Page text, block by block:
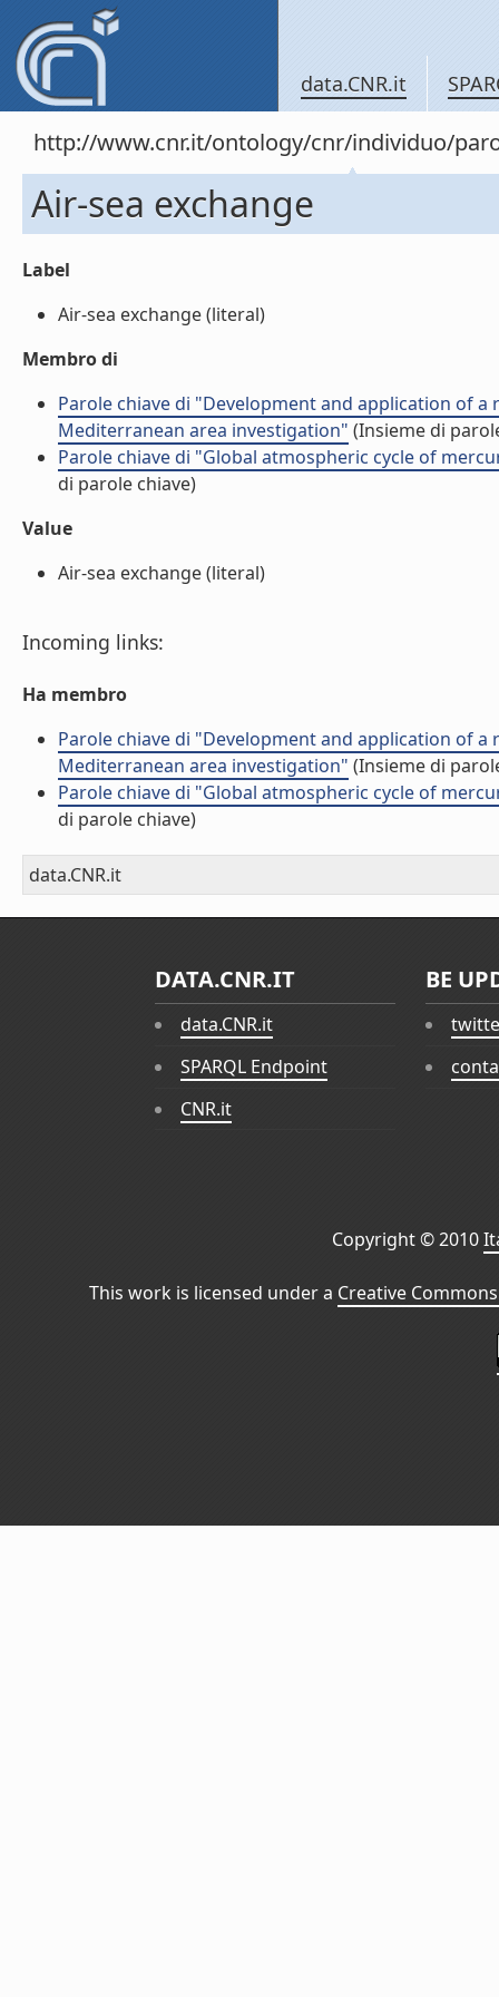
data.CNR.it
http://www.cnr.it/ontology/cnr/individuo/
Air-sea exchange
Label
Air-sea exchange (literal)
Membro di
Parole chiave di "Development and application of
Mediterranean area investigation" (Insieme di
Parole chiave di "Global atmospheric cycle of
di parole chiave)
Value
Air-sea exchange (literal)
Incoming links:
Ha membro
Parole chiave di "Development and application of
Mediterranean area investigation" (Insieme di
Parole chiave di "Global atmospheric cycle of
di parole chiave)
data.CNR.it
DATA.CNR.IT
data.CNR.it
SPARQL Endpoint
CNR.it
BE
Copyright © 2010
This work is licensed under a Creative